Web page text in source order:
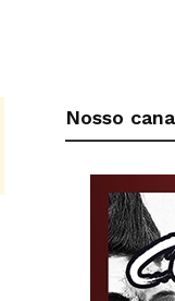
Nosso